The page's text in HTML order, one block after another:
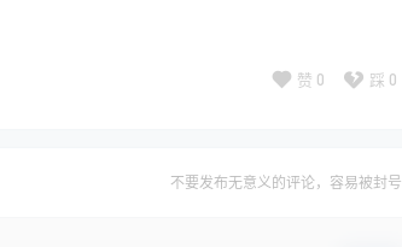
赞 0 踩 0
不要发布无意义的评论，容易被封号